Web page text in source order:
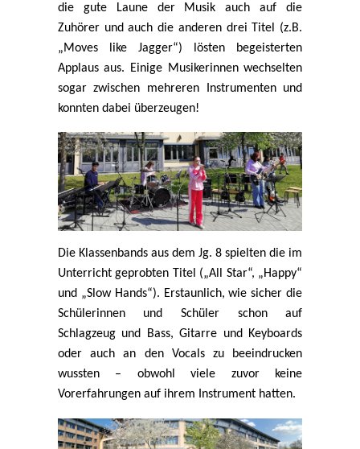
die gute Laune der Musik auch auf die
Zuhörer und auch die anderen drei Titel (z.B.
„Moves like Jagger“) lösten begeisterten
Applaus aus. Einige Musikerinnen wechselten
sogar zwischen mehreren Instrumenten und
konnten dabei überzeugen!
Die Klassenbands aus dem Jg. 8 spielten die im
Unterricht geprobten Titel („All Star“, „Happy“
und „Slow Hands“). Erstaunlich, wie sicher die
Schülerinnen und Schüler schon auf
Schlagzeug und Bass, Gitarre und Keyboards
oder auch an den Vocals zu beeindrucken
wussten – obwohl viele zuvor keine
Vorerfahrungen auf ihrem Instrument hatten.